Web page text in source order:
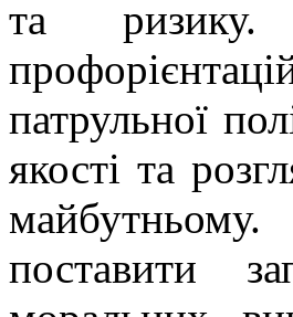
та
патрульної
якості та
поставити